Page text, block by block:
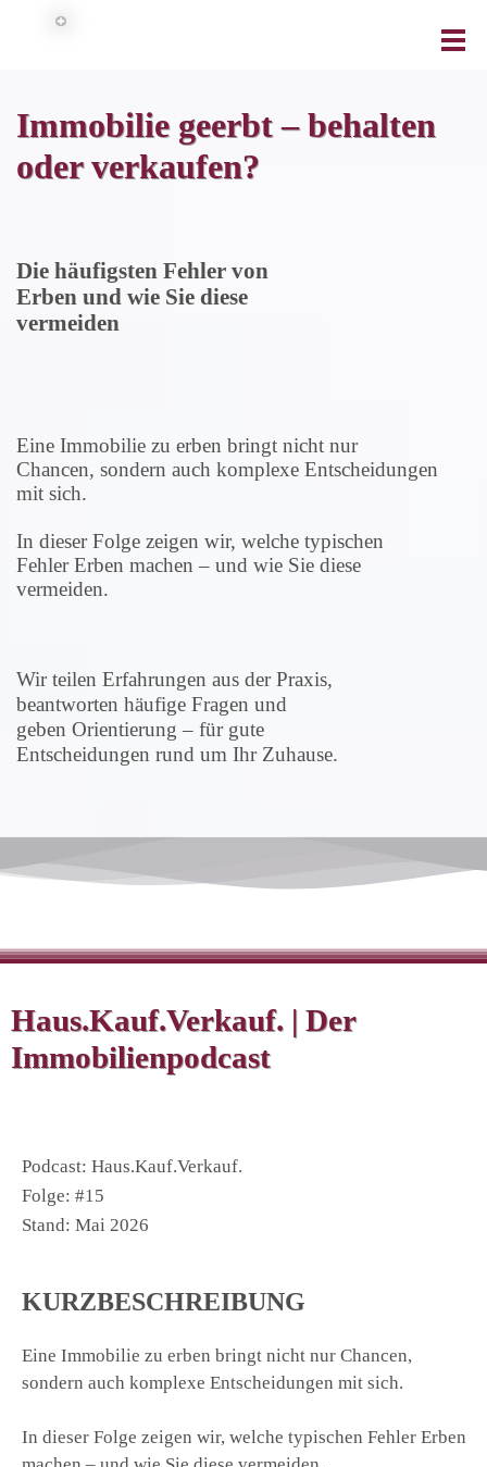
Immobilie geerbt – behalten
oder verkaufen?
Die häufigsten Fehler von
Erben und wie Sie diese
vermeiden
Eine Immobilie zu erben bringt nicht nur
Chancen, sondern auch komplexe Entscheidungen
mit sich.
In dieser Folge zeigen wir, welche typischen
Fehler Erben machen – und wie Sie diese
vermeiden.
Wir teilen Erfahrungen aus der Praxis,
beantworten häufige Fragen und
geben Orientierung – für gute
Entscheidungen rund um Ihr Zuhause.
Haus.Kauf.Verkauf. | Der
Immobilienpodcast
Podcast: Haus.Kauf.Verkauf.
Folge: #15
Stand: Mai 2026
KURZBESCHREIBUNG
Eine Immobilie zu erben bringt nicht nur Chancen,
sondern auch komplexe Entscheidungen mit sich.
In dieser Folge zeigen wir, welche typischen Fehler Erben